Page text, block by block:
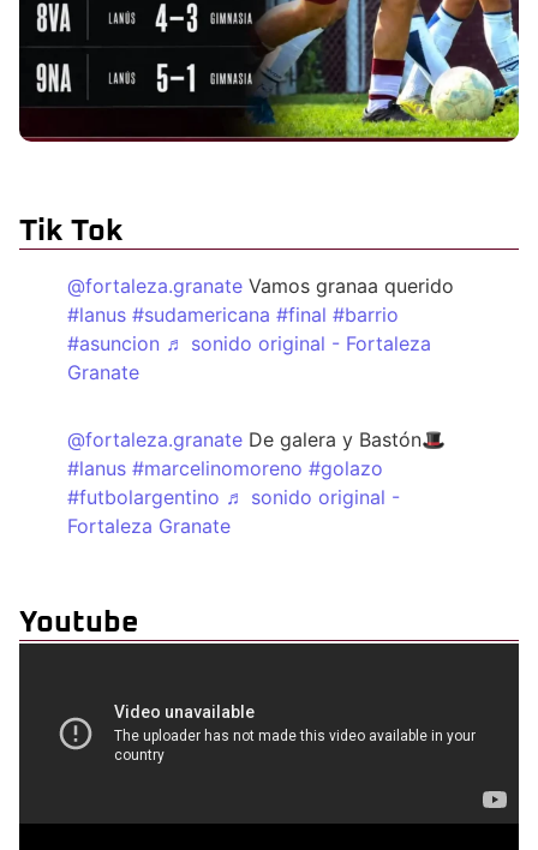
Tik Tok
@fortaleza.granate Vamos granaa querido
#lanus #sudamericana #final #barrio
#asuncion ♬ sonido original - Fortaleza
Granate
@fortaleza.granate De galera y Bastón🎩
#lanus #marcelinomoreno #golazo
#futbolargentino ♬ sonido original -
Fortaleza Granate
Youtube